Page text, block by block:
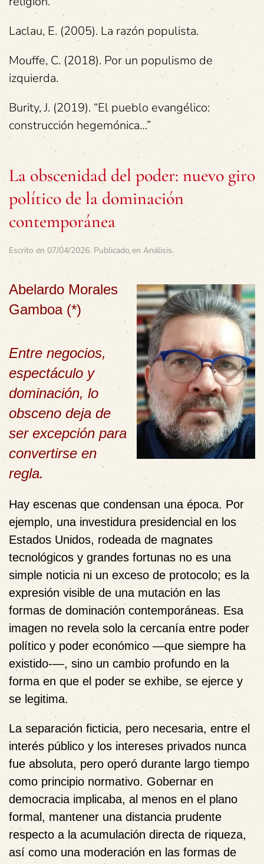
Laclau, E. (2005). La razón populista.
Mouffe, C. (2018). Por un populismo de
izquierda.
Burity, J. (2019). “El pueblo evangélico:
construcción hegemónica…”
La obscenidad del poder: nuevo giro
político de la dominación
contemporánea
Escrito en 07/04/2026. Publicado en Análisis.
Abelardo Morales
Gamboa (*)
Entre negocios,
espectáculo y
dominación, lo
obsceno deja de
ser excepción para
convertirse en
regla.
Hay escenas que condensan una época. Por
ejemplo, una investidura presidencial en los
Estados Unidos, rodeada de magnates
tecnológicos y grandes fortunas no es una
simple noticia ni un exceso de protocolo; es la
expresión visible de una mutación en las
formas de dominación contemporáneas. Esa
imagen no revela solo la cercanía entre poder
político y poder económico —que siempre ha
existido-—, sino un cambio profundo en la
forma en que el poder se exhibe, se ejerce y
se legitima.
La separación ficticia, pero necesaria, entre el
interés público y los intereses privados nunca
fue absoluta, pero operó durante largo tiempo
como principio normativo. Gobernar en
democracia implicaba, al menos en el plano
formal, mantener una distancia prudente
respecto a la acumulación directa de riqueza,
así como una moderación en las formas de